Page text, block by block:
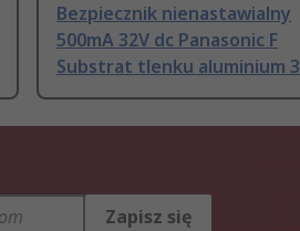
Bezpiecznik nienastawialny
500mA 32V dc Panasonic F
Substrat tlenku aluminium
Zapisz się